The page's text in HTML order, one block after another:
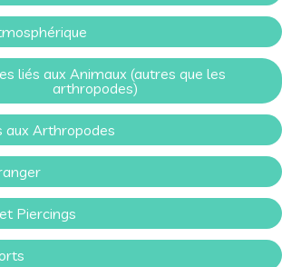
liés aux Animaux (autres que les
arthropodes)
aux Arthropodes
Piercings